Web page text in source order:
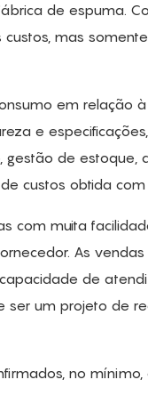
de espuma.
mas
em relação
e
de estoque,
custos obtida com
com muita
As
de
um projeto de
no mínimo,